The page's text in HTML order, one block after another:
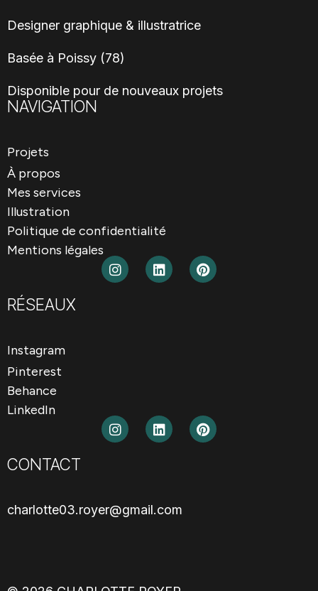
Designer graphique & illustratrice
Basée à Poissy (78)
Disponible pour de nouveaux projets
NAVIGATION
Projets
À propos
Mes services
Illustration
Politique de confidentialité
Mentions légales
RÉSEAUX
Instagram
Pinterest
Behance
LinkedIn
CONTACT
charlotte03.royer@gmail.com